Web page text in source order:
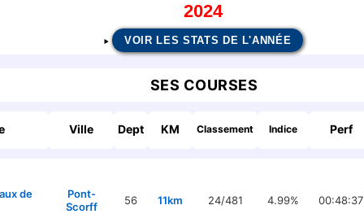
2024
VOIR LES STATS DE L'ANNÉE
SES COURSES
Ville Dept KM Classement Indice Perf
de
Pont-
Scorff
56 11km 24/481 4.99% 00:48:37